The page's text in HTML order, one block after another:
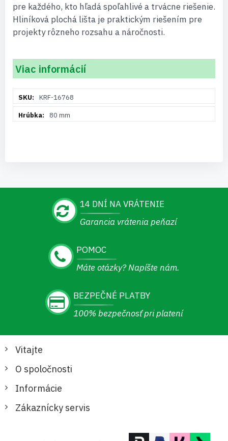
pre každého, kto hľadá spoľahlivé a trvácne riešenie.
Hliníková plochá lišta je praktickým riešením pre
projekty rôzneho rozsahu a náročnosti.
Viac informácií
informáciíKRF-16768
80 mm
14 DNÍ NA VRÁTENIE
Garancia vrátenia peňazí
POMOC
Máte otázky? Napíšte nám.
BEZPEČNÉ PLATBY
100% bezpečnosť pri platení
Vitajte
O spoločnosti
Informácie
Zákaznícky servis